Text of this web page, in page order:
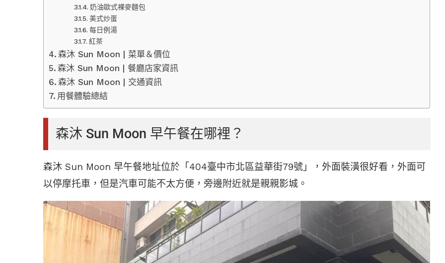
奶油歐式裸麥麵包
美式炒蛋
每日例湯
紅茶
森沐 Sun Moon | 菜單＆價位
森沐 Sun Moon | 餐廳店家資訊
森沐 Sun Moon | 交通資訊
用餐體驗總結
森沐 Sun Moon 早午餐在哪裡？
森沐 Sun Moon 早午餐地址位於「404臺中市北區益華街79號」，外面裝潢很好看，外面可
以停摩托車，但是汽車可能不太方便，旁邊附近就是親親影城。